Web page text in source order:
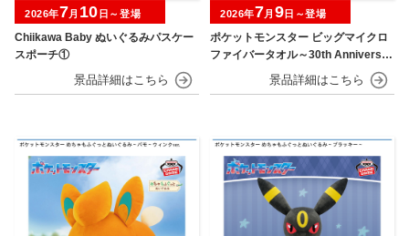
Chiikawa Baby ぬいぐるみパスケー
スポーチ①
2026年7月 10 日～登場
ポケットモンスター ビッグマイクロ
ファイバータオル～30th Anniversar
2026年7月 9日～登場